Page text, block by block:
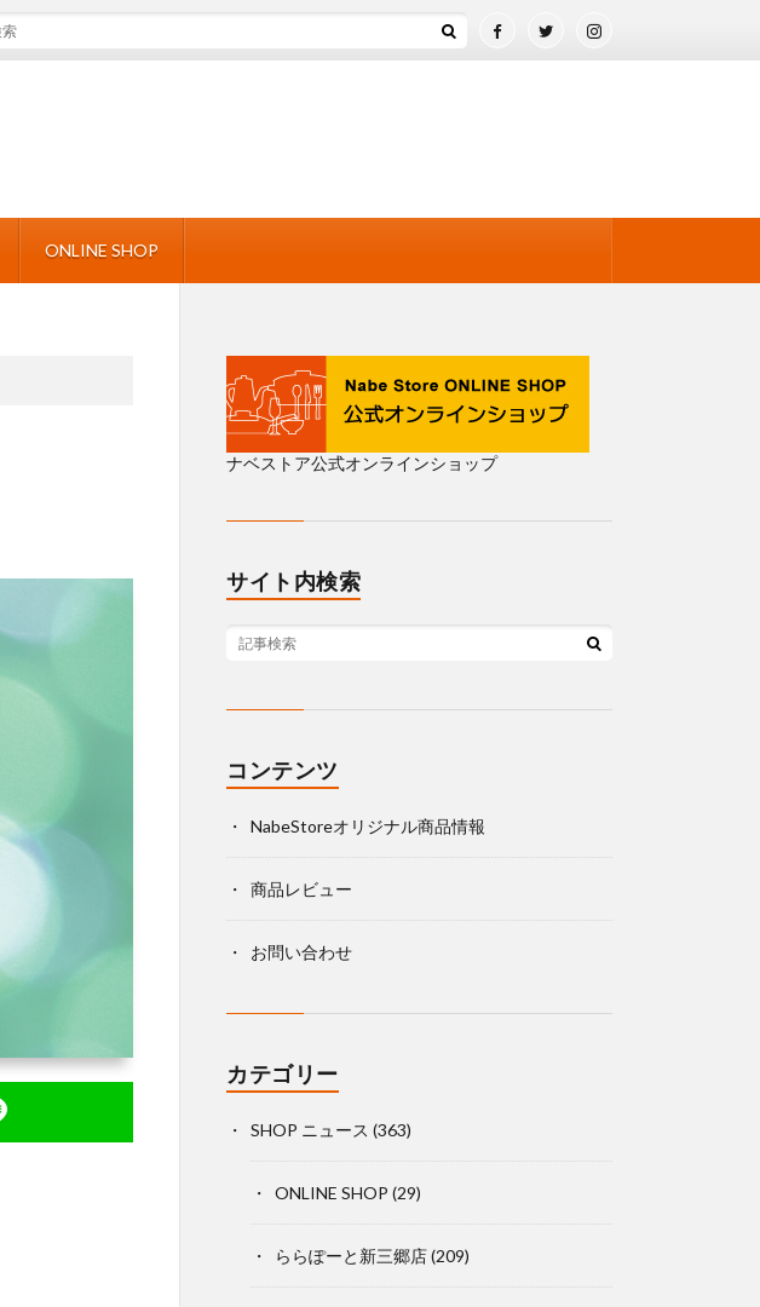
ONLINE SHOP
ナベストア公式オンラインショップ
サイト内検索
コンテンツ
NabeStoreオリジナル商品情報
商品レビュー
お問い合わせ
カテゴリー
SHOP ニュース (363)
ONLINE SHOP (29)
ららぽーと新三郷店(209)